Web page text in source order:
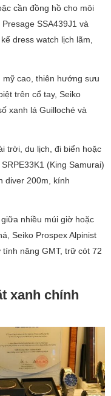
cần đồng hồ cho môi
SSA439J1 và
dress watch lịch lãm,
cao, thiên hướng sưu
trên cổ tay, Seiko
xanh lá Guilloché và
trời, du lịch, đi biển hoặc
(King Samurai)
diver 200m, kính
nhiều múi giờ hoặc
Seiko Prospex Alpinist
năng GMT, trữ cót 72
xanh chính